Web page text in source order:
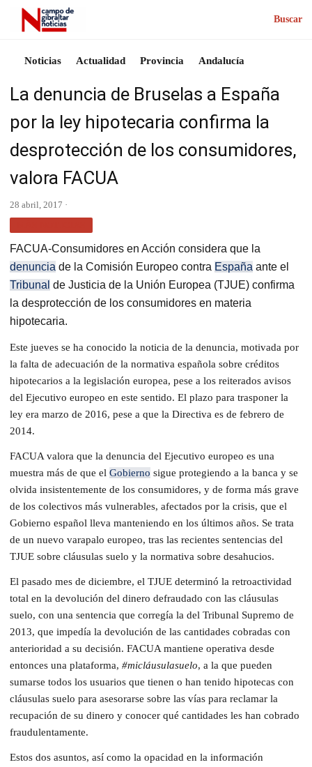
Buscar
Noticias Actualidad Provincia Andalucía
La denuncia de Bruselas a España
por la ley hipotecaria confirma la
desprotección de los consumidores,
valora FACUA
28 abril, 2017 ·
FACUA-Consumidores en Acción considera que la
denuncia de la Comisión Europeo contra España ante el
Tribunal de Justicia de la Unión Europea (TJUE) confirma
la desprotección de los consumidores en materia
hipotecaria.
Este jueves se ha conocido la noticia de la denuncia, motivada por
la falta de adecuación de la normativa española sobre créditos
hipotecarios a la legislación europea, pese a los reiterados avisos
del Ejecutivo europeo en este sentido. El plazo para trasponer la
ley era marzo de 2016, pese a que la Directiva es de febrero de
2014.
FACUA valora que la denuncia del Ejecutivo europeo es una
muestra más de que el Gobierno sigue protegiendo a la banca y se
olvida insistentemente de los consumidores, y de forma más grave
de los colectivos más vulnerables, afectados por la crisis, que el
Gobierno español lleva manteniendo en los últimos años. Se trata
de un nuevo varapalo europeo, tras las recientes sentencias del
TJUE sobre cláusulas suelo y la normativa sobre desahucios.
El pasado mes de diciembre, el TJUE determinó la retroactividad
total en la devolución del dinero defraudado con las cláusulas
suelo, con una sentencia que corregía la del Tribunal Supremo de
2013, que impedía la devolución de las cantidades cobradas con
anterioridad a su decisión. FACUA mantiene operativa desde
entonces una plataforma, #micláusulasuelo, a la que pueden
sumarse todos los usuarios que tienen o han tenido hipotecas con
cláusulas suelo para asesorarse sobre las vías para reclamar la
recupación de su dinero y conocer qué cantidades les han cobrado
fraudulentamente.
Estos dos asuntos, así como la opacidad en la información